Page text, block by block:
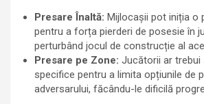
Presare Înaltă: Mijlocașii pot iniția o
pentru a forța pierderi de posesie în
perturbând jocul de construcție al
Presare pe Zone: Jucătorii ar trebui
specifice pentru a limita opțiunile de
adversarului, făcându-le dificilă